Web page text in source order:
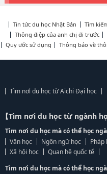
Tin tức du học Nhật Bản Tìm
Thông điệp của anh chị đi trước
Quy ước sử dụng
Thông báo về
Tìm nơi du học từ Aichi Đại học
【Tìm nơi du học từ ngành
Tìm nơi du học mà có thể học
Văn học
Ngôn ngữ học Pháp
Xã hội học
Quan hệ quốc tế
Tìm nơi du học mà có thể học